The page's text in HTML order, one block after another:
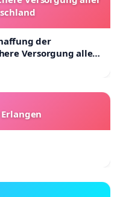
der
Versorgung aller